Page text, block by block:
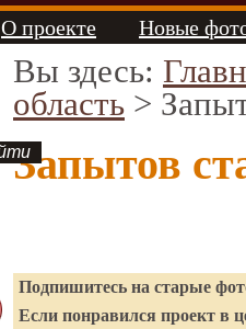
О проекте Новые
Вы здесь:
область >
Запытов
Подпишитесь на старые
Если понравился проект в